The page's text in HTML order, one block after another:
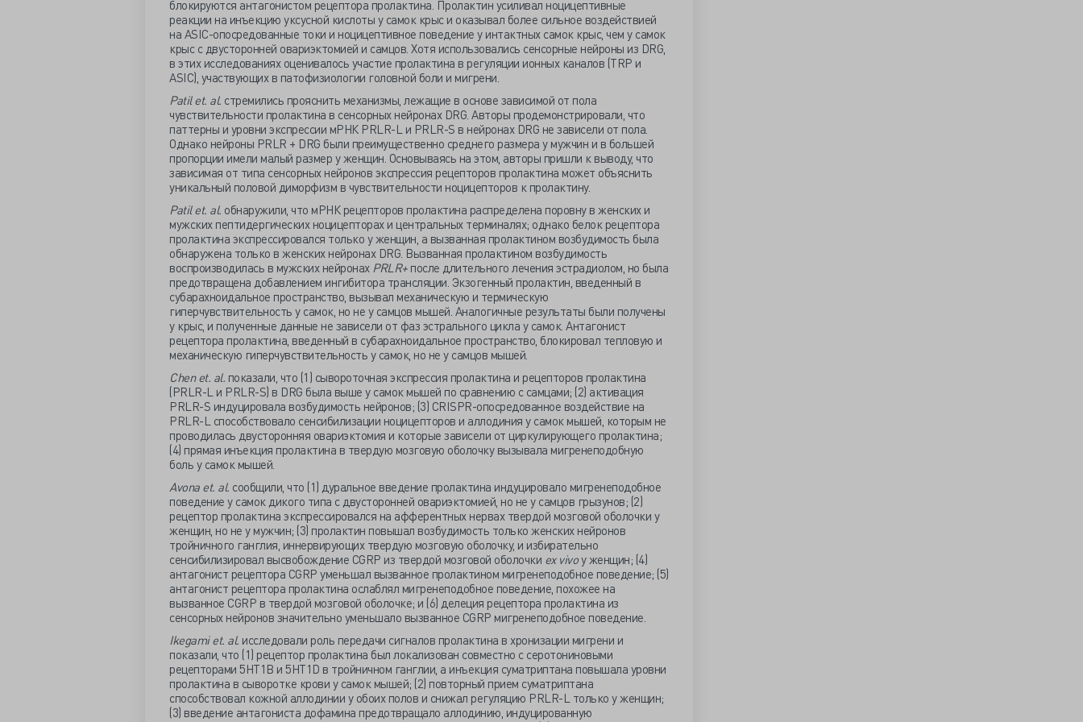
блокируются антагонистом рецептора пролактина. Пролактин усиливал ноцицептивные
реакции на инъекцию уксусной кислоты у самок крыс и оказывал более сильное воздействией
на ASIC-опосредованные токи и ноцицептивное поведение у интактных самок крыс, чем у самок
крыс с двусторонней овариэктомией и самцов. Хотя использовались сенсорные нейроны из DRG,
в этих исследованиях оценивалось участие пролактина в регуляции ионных каналов (TRP и
ASIC), участвующих в патофизиологии головной боли и мигрени.
Patilet. al. стремились прояснить механизмы, лежащие в основе зависимой от пола
чувствительности пролактина в сенсорных нейронах DRG. Авторы продемонстрировали, что
паттерны и уровни экспрессии мРНК PRLR-L и PRLR-S в нейронах DRG не зависели от пола.
Однако нейроны PRLR + DRG были преимущественно среднего размера у мужчин и в большей
пропорции имели малый размер у женщин. Основываясь на этом, авторы пришли к выводу, что
зависимая от типа сенсорных нейронов экспрессия рецепторов пролактина может объяснить
уникальный половой диморфизм в чувствительности ноцицепторов к пролактину.
Patilet. al. обнаружили, что мРНК рецепторов пролактина распределена поровну в женских и
мужских пептидергических ноцицепторах и центральных терминалях; однако белок рецептора
пролактина экспрессировался только у женщин, а вызванная пролактином возбудимость была
обнаружена только в женских нейронах DRG. Вызванная пролактином возбудимость
воспроизводилась в мужских нейронах PRLR+после длительного лечения эстрадиолом, но была
предотвращена добавлением ингибитора трансляции. Экзогенный пролактин, введенный в
субарахноидальное пространство, вызывал механическую и термическую
гиперчувствительность у самок, но не у самцов мышей. Аналогичные результаты были получены
у крыс, и полученные данные не зависели от фаз эстрального цикла у самок. Антагонист
рецептора пролактина, введенный в субарахноидальное пространство, блокировал тепловую и
механическую гиперчувствительность у самок, но не у самцов мышей.
Chenet. al. показали, что (1) сывороточная экспрессия пролактина и рецепторов пролактина
(PRLR-L и PRLR-S) в DRG была выше у самок мышей по сравнению с самцами; (2) активация
PRLR-S индуцировала возбудимость нейронов; (3) CRISPR-опосредованное воздействие на
PRLR-L способствовало сенсибилизации ноцицепторов и аллодиния у самок мышей, которым не
проводилась двусторонняя овариэктомия и которые зависели от циркулирующего пролактина;
(4) прямая инъекция пролактина в твердую мозговую оболочку вызывала мигренеподобную
боль у самок мышей.
Avona et. al. сообщили, что (1) дуральное введение пролактина индуцировало мигренеподобное
поведение у самок дикого типа с двусторонней овариэктомией, но не у самцов грызунов; (2)
рецептор пролактина экспрессировался на афферентных нервах твердой мозговой оболочки у
женщин, но не у мужчин; (3) пролактин повышал возбудимость только женских нейронов
тройничного ганглия, иннервирующих твердую мозговую оболочку, и избирательно
сенсибилизировал высвобождение CGRP из твердой мозговой оболочки ex vivoу женщин; (4)
антагонист рецептора CGRP уменьшал вызванное пролактином мигренеподобное поведение; (5)
антагонист рецептора пролактина ослаблял мигренеподобное поведение, похожее на
вызванное CGRP в твердой мозговой оболочке; и (6) делеция рецептора пролактина из
сенсорных нейронов значительно уменьшало вызванное CGRP мигренеподобное поведение.
Ikegamiet. al. исследовали роль передачи сигналов пролактина в хронизации мигрени и
показали, что (1) рецептор пролактина был локализован совместно с серотониновыми
рецепторами 5HT1B и 5HT1D в тройничном ганглии, а инъекция суматриптана повышала уровни
пролактина в сыворотке крови у самок мышей; (2) повторный прием суматриптана
способствовал кожной аллодинии у обоих полов и снижал регуляцию PRLR-L только у женщин;
(3) введение антагониста дофамина предотвращало аллодинию, индуцированную